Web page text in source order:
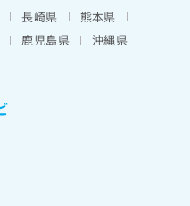
長崎県
熊本県
鹿児島県 沖縄県